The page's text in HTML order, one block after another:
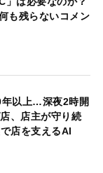
も残らないコメン
年以上…深夜2時開
、店主が守り続
店を支えるAI